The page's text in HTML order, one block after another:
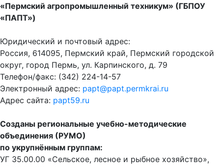
«Пермский агропромышленный техникум» (ГБПОУ
«ПАПТ»)
Юридический и почтовый адрес:
Россия, 614095, Пермский край, Пермский городской
округ, город Пермь, ул. Карпинского, д. 79
Телефон/факс: (342) 224-14-57
Электронный адрес: papt@papt.permkrai.ru
Адрес сайта: papt59.ru
Созданы региональные учебно-методические
объединения (РУМО)
по укрупнённым группам:
УГ 35.00.00 «Сельское, лесное и рыбное хозяйство»,